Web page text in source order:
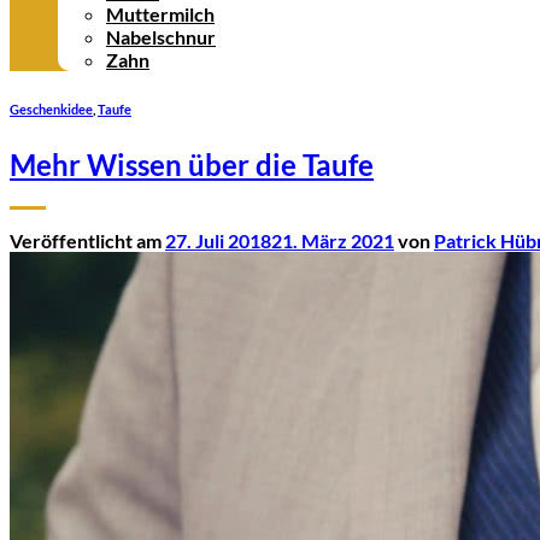
Muttermilch
Nabelschnur
Zahn
Geschenkidee Taufe
Mehr Wissen über die Taufe
Veröffentlicht am 27. Juli 201821. März 2021von Patrick